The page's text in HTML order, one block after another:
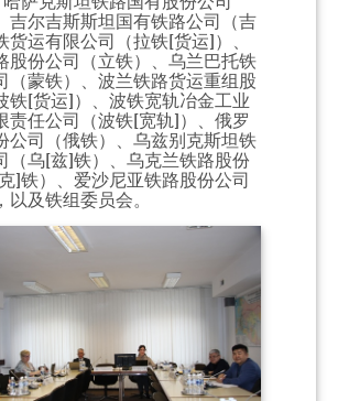
吉尔吉斯斯坦国有铁路公司（吉
货运有限公司（拉铁[货运]）、
股份公司（立铁）、乌兰巴托铁
（蒙铁）、波兰铁路货运重组股
铁[货运]）、波铁宽轨冶金工业
责任公司（波铁[宽轨]）、俄罗
公司（俄铁）、乌兹别克斯坦铁
（乌[兹]铁）、乌克兰铁路股份
]铁）、爱沙尼亚铁路股份公司
以及铁组委员会。